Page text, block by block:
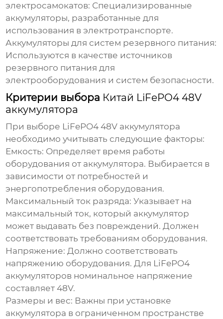
электросамокатов: Специализированные
аккумуляторы, разработанные для
использования в электротранспорте.
Аккумуляторы для систем резервного питания:
Используются в качестве источников
резервного питания для
электрооборудования и систем безопасности.
Критерии выбора Китай LiFePO4 48V
аккумулятора
При выборе LiFePO4 48V аккумулятора
необходимо учитывать следующие факторы:
Емкость: Определяет время работы
оборудования от аккумулятора. Выбирается в
зависимости от потребностей и
энергопотребления оборудования.
Максимальный ток разряда: Указывает на
максимальный ток, который аккумулятор
может выдавать без повреждений. Должен
соответствовать требованиям оборудования.
Напряжение: Должно соответствовать
напряжению оборудования. Для LiFePO4
аккумуляторов номинальное напряжение
составляет 48V.
Размеры и вес: Важны при установке
аккумулятора в ограниченном пространстве